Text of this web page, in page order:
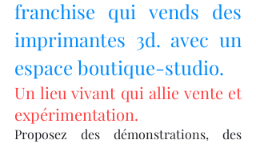
franchise qui vends des
imprimantes 3d. avec un
espace boutique-studio.
Un lieu vivant qui allie vente et
expérimentation.
Proposez des démonstrations, des